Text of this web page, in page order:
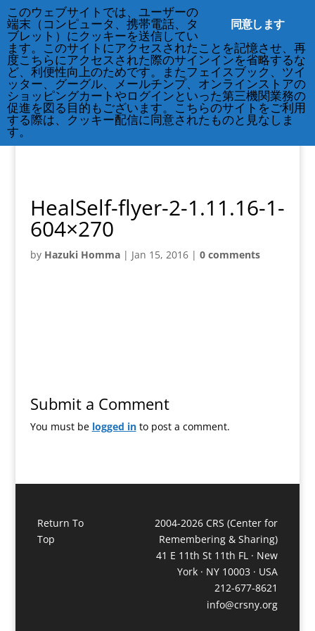
212-677-8621
info@crsny.org
HealSelf-flyer-2-1.11.16-1-
604×270
by Hazuki Homma| Jan 15, 2016| 0 comments
Submit a Comment
You must be logged into post a comment.
Return To
Top
2004-2026 CRS (Center for
Remembering & Sharing)
41 E 11th St 11th FL · New
York · NY 10003 · USA
212-677-8621
info@crsny.org
同意します
このウェブサイトでは、ユーザーの
端末（コンピュータ、携帯電話、タ
ブレット）にクッキーを送信してい
ます。このサイトにアクセスされたことを記憶させ、再
度こちらにアクセスされた際のサインインを省略するな
ど、利便性向上のためです。またフェイスブック、ツイ
ッター、グーグル、メールチンプ、オンラインストアの
ショッピングカートやログインといった第三機関業務の
促進を図る目的もございます。こちらのサイトをご利用
する際は、クッキー配信に同意されたものと見なしま
す。